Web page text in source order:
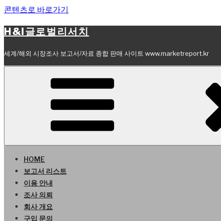
콘텐츠로 바로가기
H&I글로벌리서치
세계/해외 시장조사 보고서/자료 종합 판매 사이트 www.marketreport.kr
HOME
보고서 리스트
이용 안내
조사 의뢰
회사 개요
구입 문의